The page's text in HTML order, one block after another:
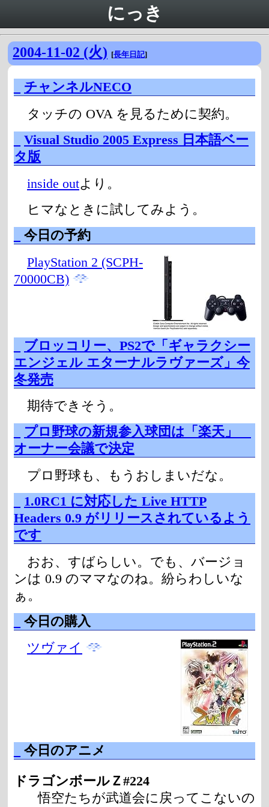
にっき
2004-11-02 (火) [長年日記]
チャンネルNECO
タッチの OVA を見るために契約。
Visual Studio 2005 Express 日本語ベー
タ版
inside outより。
ヒマなときに試してみよう。
今日の予約
PlayStation 2 (SCPH-
70000CB)
ブロッコリー、PS2で「ギャラクシー
エンジェル エターナルラヴァーズ」今
冬発売
期待できそう。
プロ野球の新規参入球団は「楽天」
オーナー会議で決定
プロ野球も、もうおしまいだな。
1.0RC1 に対応した Live HTTP
Headers 0.9 がリリースされているよう
です
おお、すばらしい。でも、バージョ
ンは 0.9 のママなのね。紛らわしいな
ぁ。
今日の購入
ツヴァイ
今日のアニメ
ドラゴンボールＺ#224
悟空たちが武道会に戻ってこないの